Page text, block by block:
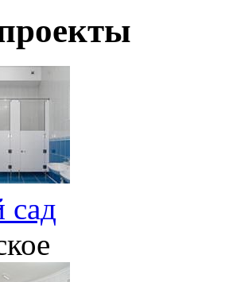
сад